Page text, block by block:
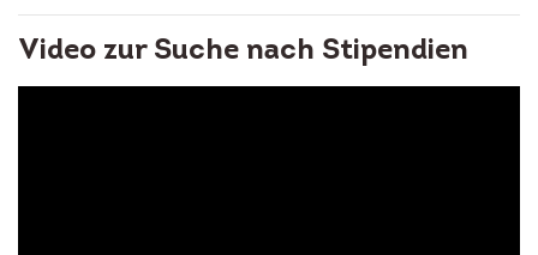
Video zur Suche nach Stipendien